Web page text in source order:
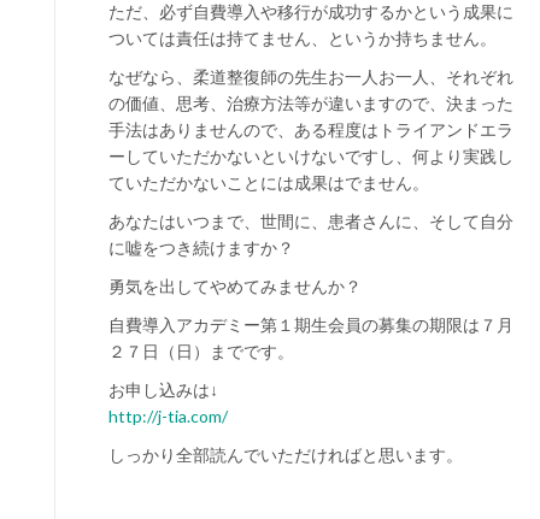
ただ、必ず自費導入や移行が成功するかという成果に
ついては責任は持てません、というか持ちません。
なぜなら、柔道整復師の先生お一人お一人、それぞれ
の価値、思考、治療方法等が違いますので、決まった
手法はありませんので、ある程度はトライアンドエラ
ーしていただかないといけないですし、何より実践し
ていただかないことには成果はでません。
あなたはいつまで、世間に、患者さんに、そして自分
に嘘をつき続けますか？
勇気を出してやめてみませんか？
自費導入アカデミー第１期生会員の募集の期限は７月
２７日（日）までです。
お申し込みは↓
http://j-tia.com/
しっかり全部読んでいただければと思います。